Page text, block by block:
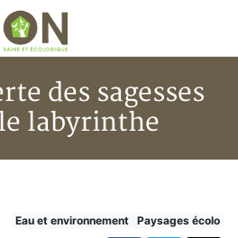
des sagesses
labyrinthe
des sagesses
Eau et environnement
Paysages écolo